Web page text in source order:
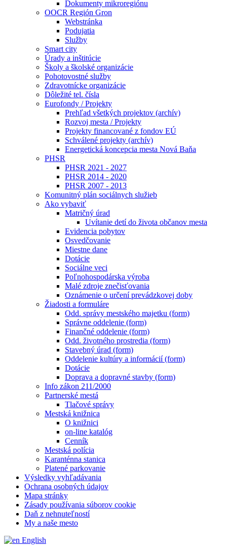
Dokumenty mikroregiónu
OOCR Región Gron
Webstránka
Podujatia
Služby
Smart city
Úrady a inštitúcie
Školy a školské organizácie
Pohotovostné služby
Zdravotnícke organizácie
Dôležité tel. čísla
Eurofondy / Projekty
Prehľad všetkých projektov (archív)
Rozvoj mesta / Projekty
Projekty financované z fondov EÚ
Schválené projekty (archív)
Energetická koncepcia mesta Nová Baňa
PHSR
PHSR 2021 - 2027
PHSR 2014 - 2020
PHSR 2007 - 2013
Komunitný plán sociálnych služieb
Ako vybaviť
Matričný úrad
Uvítanie detí do života občanov mesta
Evidencia pobytov
Osvedčovanie
Miestne dane
Dotácie
Sociálne veci
Poľnohospodárska výroba
Malé zdroje znečisťovania
Oznámenie o určení prevádzkovej doby
Žiadosti a formuláre
Odd. správy mestského majetku (form)
Správne oddelenie (form)
Finančné oddelenie (form)
Odd. životného prostredia (form)
Stavebný úrad (form)
Oddelenie kultúry a informácií (form)
Dotácie
Doprava a dopravné stavby (form)
Info zákon 211/2000
Partnerské mestá
Tlačové správy
Mestská knižnica
O knižnici
on-line katalóg
Cenník
Mestská polícia
Karanténna stanica
Platené parkovanie
Výsledky vyhľadávania
Ochrana osobných údajov
Mapa stránky
Zásady používania súborov cookie
Daň z nehnuteľností
My a naše mesto
English